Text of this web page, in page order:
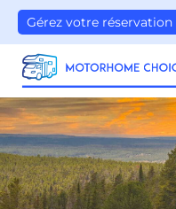
Gérez votre réservation